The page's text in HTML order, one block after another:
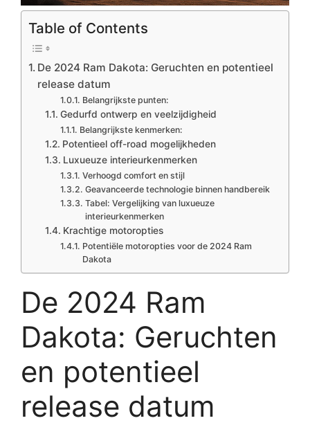
Table of Contents
De 2024 Ram Dakota: Geruchten en potentieel
release datum
Belangrijkste punten:
Gedurfd ontwerp en veelzijdigheid
Belangrijkste kenmerken:
Potentieel off-road mogelijkheden
Luxueuze interieurkenmerken
Verhoogd comfort en stijl
Geavanceerde technologie binnen handbereik
Tabel: Vergelijking van luxueuze
interieurkenmerken
Krachtige motoropties
Potentiële motoropties voor de 2024 Ram
Dakota
De 2024 Ram
Dakota: Geruchten
en potentieel
release datum